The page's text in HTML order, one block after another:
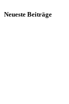
Neueste Beiträge